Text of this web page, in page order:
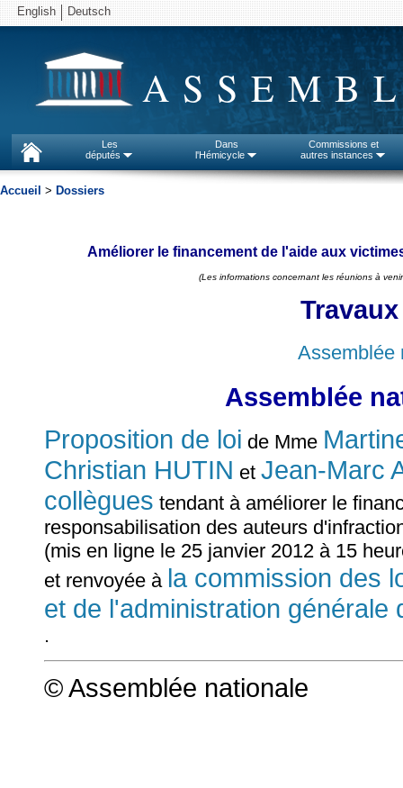
English Deutsch
Les
députés
Dans
l'Hémicycle
Commissions et
autres instances
Accueil > Dossiers
Améliorer le financement de l'aide aux
(Les informations concernant les réunions à
Assemblée
Assemblée
Proposition de loi de Mme
Christian HUTIN et Jean-Marc
collègues tendant à améliorer le
responsabilisation des auteurs
(mis en ligne le 25 janvier 2012 à 15
et renvoyée à la commission des
et de l'administration générale
.
© Assemblée nationale